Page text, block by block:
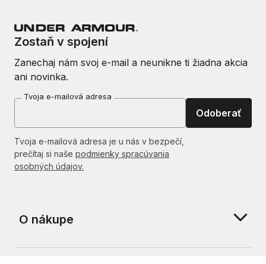
Zostaň v spojení
Zanechaj nám svoj e-mail a neunikne ti žiadna akcia
ani novinka.
Tvoja e-mailová adresa
Odoberať
Tvoja e-mailová adresa je u nás v bezpečí,
prečítaj si naše podmienky spracúvania
osobných údajov.
O nákupe